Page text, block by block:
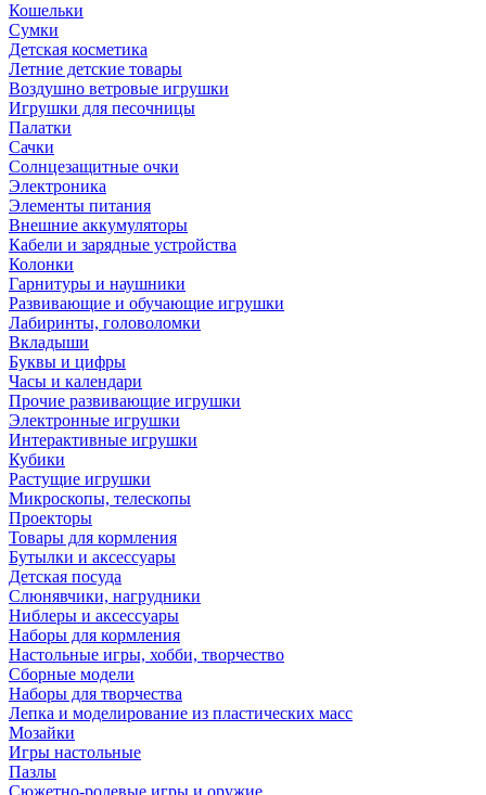
Кошельки
Сумки
Детская косметика
Летние детские товары
Воздушно ветровые игрушки
Игрушки для песочницы
Палатки
Сачки
Солнцезащитные очки
Электроника
Элементы питания
Внешние аккумуляторы
Кабели и зарядные устройства
Колонки
Гарнитуры и наушники
Развивающие и обучающие игрушки
Лабиринты, головоломки
Вкладыши
Буквы и цифры
Часы и календари
Прочие развивающие игрушки
Электронные игрушки
Интерактивные игрушки
Кубики
Растущие игрушки
Микроскопы, телескопы
Проекторы
Товары для кормления
Бутылки и аксессуары
Детская посуда
Слюнявчики, нагрудники
Ниблеры и аксессуары
Наборы для кормления
Настольные игры, хобби, творчество
Сборные модели
Наборы для творчества
Лепка и моделирование из пластических масс
Мозайки
Игры настольные
Пазлы
Сюжетно-ролевые игры и оружие